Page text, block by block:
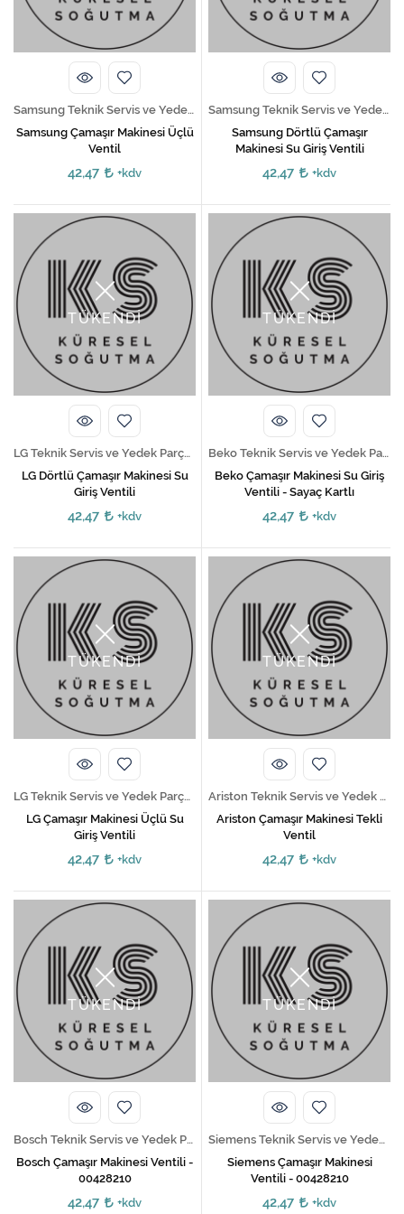
Kireç Önleme Ve Temizlik
Klima
Kondansatör
Küçük Ev Aletleri
Musluk
Rezistanslar
Soğutma Sistemleri
Şofben ve Termosifon
Samsung Teknik Servis ve Yedek Parça Hizmetleri
Samsung Çamaşır Makinesi Üçlü
Ventil
42,47 +kdv
Samsung Teknik Servis ve Yedek Parça Hizmetleri
Samsung Dörtlü Çamaşır
Makinesi Su Giriş Ventili
42,47 +kdv
TÜKENDİ
LG Teknik Servis ve Yedek Parça Hizmetleri
LG Dörtlü Çamaşır Makinesi Su
Giriş Ventili
42,47 +kdv
TÜKENDİ
Beko Teknik Servis ve Yedek Parça Hizmetleri
Beko Çamaşır Makinesi Su Giriş
Ventili - Sayaç Kartlı
42,47 +kdv
TÜKENDİ
LG Teknik Servis ve Yedek Parça Hizmetleri
LG Çamaşır Makinesi Üçlü Su
Giriş Ventili
42,47 +kdv
TÜKENDİ
Ariston Teknik Servis ve Yedek Parça Hizmetleri
Ariston Çamaşır Makinesi Tekli
Ventil
42,47 +kdv
TÜKENDİ
Bosch Teknik Servis ve Yedek Parça Hizmetleri
Bosch Çamaşır Makinesi Ventili -
00428210
42,47 +kdv
TÜKENDİ
Siemens Teknik Servis ve Yedek Parça Hizmetleri
Siemens Çamaşır Makinesi
Ventili - 00428210
42,47 +kdv